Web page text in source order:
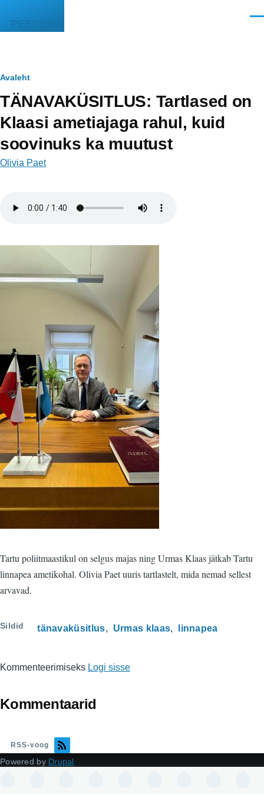
PEEGEL
Leivapuru
Avaleht
TÄNAVAKÜSITLUS: Tartlased on
Klaasi ametiajaga rahul, kuid
soovinuks ka muutust
Olivia Paet
Tartu poliitmaastikul on selgus majas ning Urmas Klaas jätkab Tartu
linnapea ametikohal. Olivia Paet uuris tartlastelt, mida nemad sellest
arvavad.
Sildid tänavaküsitlus Urmas klaas linnapea
Kommenteerimiseks Logi sisse
Kommentaarid
RSS-voog
Powered by Drupal